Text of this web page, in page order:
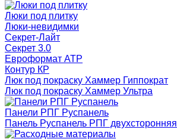
Люки под плитку
Люки-невидимки
Секрет-Лайт
Секрет 3.0
Евроформат АТР
Контур КР
Люк под покраску Хаммер Гиппократ
Люк под покраску Хаммер Ультра
Панели РПГ Руспанель
Панель Руспанель РПГ двухсторонняя